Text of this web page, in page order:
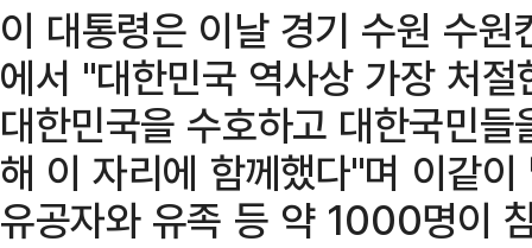
이 대통령은 이날 경기 수원 수
에서 "대한민국 역사상 가장 처
대한민국을 수호하고 대한국민
해 이 자리에 함께했다"며 이같
유공자와 유족 등 약 1000명이